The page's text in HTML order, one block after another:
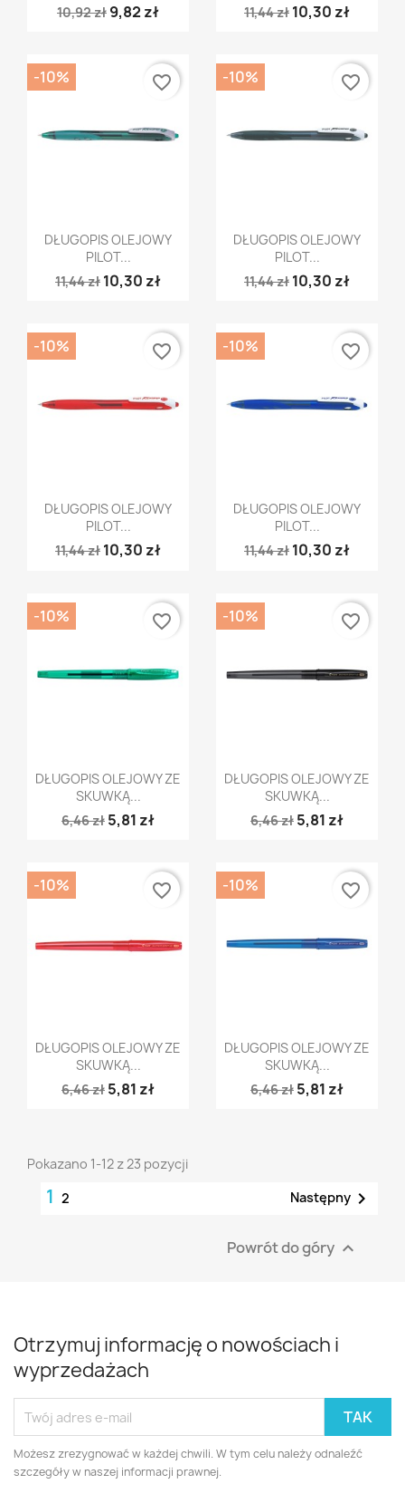
10,92 zł 9,82 zł
11,44 zł 10,30 zł
 Szybki podgląd
DŁUGOPIS OLEJOWY
PILOT...
11,44 zł 10,30 zł
-10% favorite_border
 Szybki podgląd
DŁUGOPIS OLEJOWY
PILOT...
11,44 zł 10,30 zł
-10% favorite_border
 Szybki podgląd
DŁUGOPIS OLEJOWY
PILOT...
11,44 zł 10,30 zł
-10% favorite_border
 Szybki podgląd
DŁUGOPIS OLEJOWY
PILOT...
11,44 zł 10,30 zł
-10% favorite_border
Szybki podgląd
DŁUGOPIS OLEJOWY ZE
SKUWKĄ...
6,46 zł 5,81 zł
-10% favorite_border
Szybki podgląd
DŁUGOPIS OLEJOWY ZE
SKUWKĄ...
6,46 zł 5,81 zł
-10% favorite_border
Szybki podgląd
DŁUGOPIS OLEJOWY ZE
SKUWKĄ...
6,46 zł 5,81 zł
-10% favorite_border
Szybki podgląd
DŁUGOPIS OLEJOWY ZE
SKUWKĄ...
6,46 zł 5,81 zł
-10% favorite_border
Pokazano 1-12 z 23 pozycji
1 2 Następny 
Powrót do góry 
Otrzymuj informację o nowościach i
wyprzedażach
Możesz zrezygnować w każdej chwili. W tym celu należy odnaleźć
szczegóły w naszej informacji prawnej.